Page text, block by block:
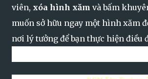
viên, xóa hình xăm và bấm
muốn sở hữu ngay một hình xăm
nơi lý tưởng để bạn thực hiện điều